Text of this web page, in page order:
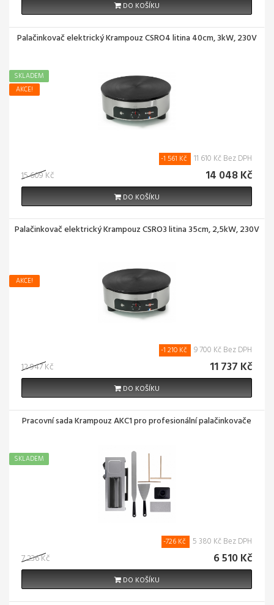
DO KOŠÍKU
Palačinkovač elektrický Krampouz CSRO4 litina 40cm, 3kW, 230V
AKCE!
SKLADEM
15 609 Kč
-1 561 Kč 11 610 Kč Bez DPH
14 048 Kč
DO KOŠÍKU
Palačinkovač elektrický Krampouz CSRO3 litina 35cm, 2,5kW, 230V
AKCE!
12 947 Kč
-1 210 Kč 9 700 Kč Bez DPH
11 737 Kč
DO KOŠÍKU
Pracovní sada Krampouz AKC1 pro profesionální palačinkovače
SKLADEM
7 236 Kč
-726 Kč 5 380 Kč Bez DPH
6 510 Kč
DO KOŠÍKU